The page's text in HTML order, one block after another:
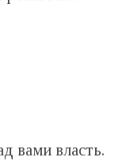
вами власть.